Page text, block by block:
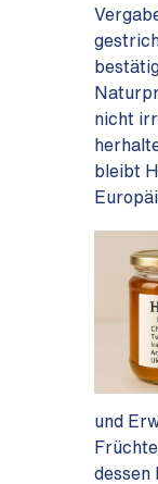
nicht
bleibt
und
dessen